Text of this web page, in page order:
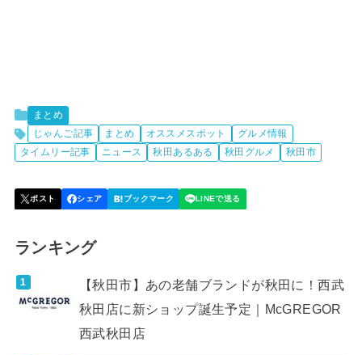
まとめ
じゃんご記事
まとめ オススメスポット
グルメ情報
タイムリー記事
ニュース 秋田あるある 秋田グルメ 秋田市
ランキング
【秋田市】あの老舗ブランドが秋田に！西武
秋田店に新ショップ誕生予定｜McGREGOR
西武秋田店